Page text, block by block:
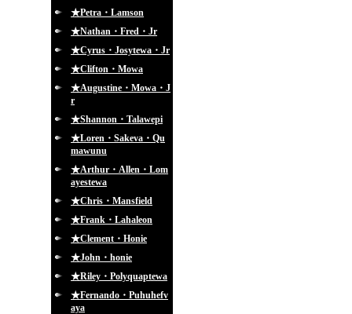
★Petra・Lamson
★Nathan・Fred・Jr
★Cyrus・Josytewa・Jr
★Clifton・Mowa
★Augustine・Mowa・J
r
★Shannon・Talawepi
★Loren・Sakeva・Qu
mawunu
★Arthur・Allen・Lom
ayestewa
★Chris・Mansfield
★Frank・Lahaleon
★Clement・Honie
★John・honie
★Riley・Polyquaptewa
★Fernando・Puhuhefv
aya